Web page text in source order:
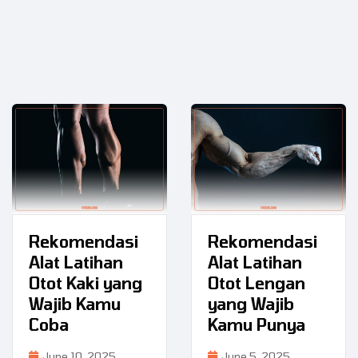
Rekomendasi
Alat Latihan
Otot Kaki yang
Wajib Kamu
Coba
Rekomendasi
Alat Latihan
Otot Lengan
yang Wajib
Kamu Punya